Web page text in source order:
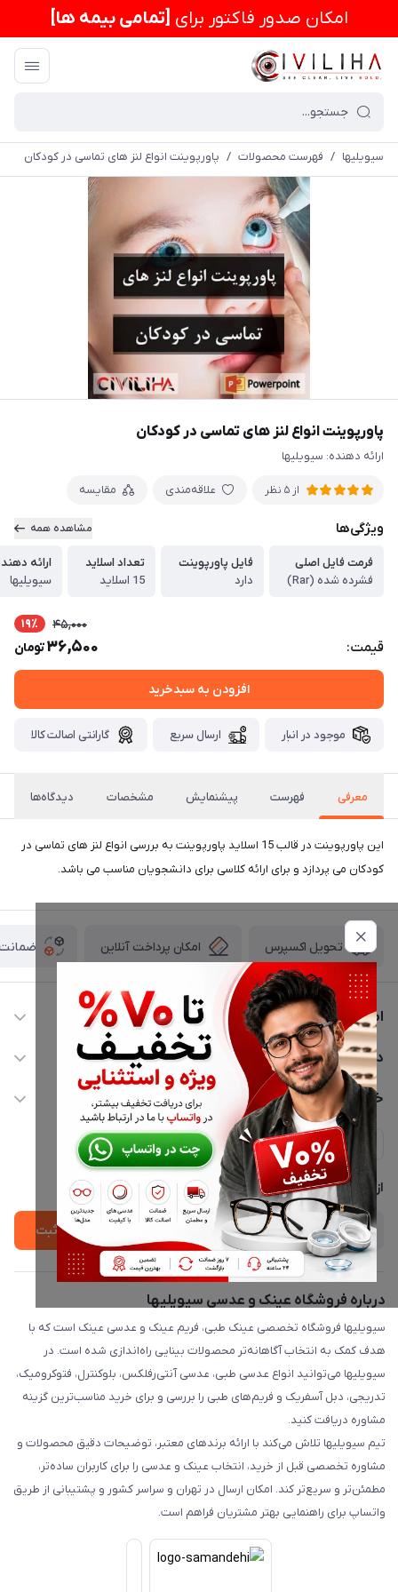
امكان صدور فاکتور برای [تمامی بیمه ها]
سیویلیها / فهرست محصولات / پاورپوینت انواع لنز های تماسی در کودکان
پاورپوینت انواع لنز های تماسی در کودکان
ارائه دهنده: سیویلیها
از 5 نظر علاقه‌مندی مقایسه
ویژگی‌ها مشاهده همه
فرمت فایل اصلی
فشرده شده (Rar)
فایل پاورپوینت
دارد
تعداد اسلاید
15 اسلاید
ارائه
سیویلیها
قیمت:
45,000 19٪
36,500تومان
افزودن به سبدخرید
موجود در انبار ارسال سریع گارانتی اصالت کالا
معرفی فهرست پیشنمایش مشخصات دیدگاه‌ها
این پاورپوینت در قالب 15 اسلاید پاورپوینت به بررسی انواع لنز های تماسی در
کودکان می پردازد و برای ارائه کلاسی برای دانشجویان مناسب می باشد.
تحویل اکسپرس امکان پرداخت آنلاین ضمانت
اطلاعات تماس
02177116909
info@civiliha.com
ارسال فوری در تهران + ارسال به سراسر کشور
دسترسی سریع
حساب کاربری
مجله فروشگاه
لیست محصولات
درباره ما
خدمات مشتریان
حریم خصوصی
پشتیبانی واتساپ 09397003162
از جدید‌ترین تخفیف‌ها با‌ خبر شوید
ثبت
درباره فروشگاه عینک و عدسی سیویلیها
سیویلیها فروشگاه تخصصی عینک طبی، فریم عینک و عدسی عینک است که با
هدف کمک به انتخاب آگاهانه‌تر محصولات بینایی راه‌اندازی شده است. در
سیویلیها می‌توانید انواع عدسی طبی، عدسی آنتی‌رفلکس، بلوکنترل، فتوکرومیک،
تدریجی، دبل آسفریک و فریم‌های طبی را بررسی و برای خرید مناسب‌ترین گزینه
مشاوره دریافت کنید.
تیم سیویلیها تلاش می‌کند با ارائه برندهای معتبر، توضیحات دقیق محصولات و
مشاوره تخصصی قبل از خرید، انتخاب عینک و عدسی را برای کاربران ساده‌تر،
مطمئن‌تر و سریع‌تر کند. امکان ارسال در تهران و سراسر کشور و پشتیبانی از طریق
واتساپ برای راهنمایی بهتر مشتریان فراهم است.